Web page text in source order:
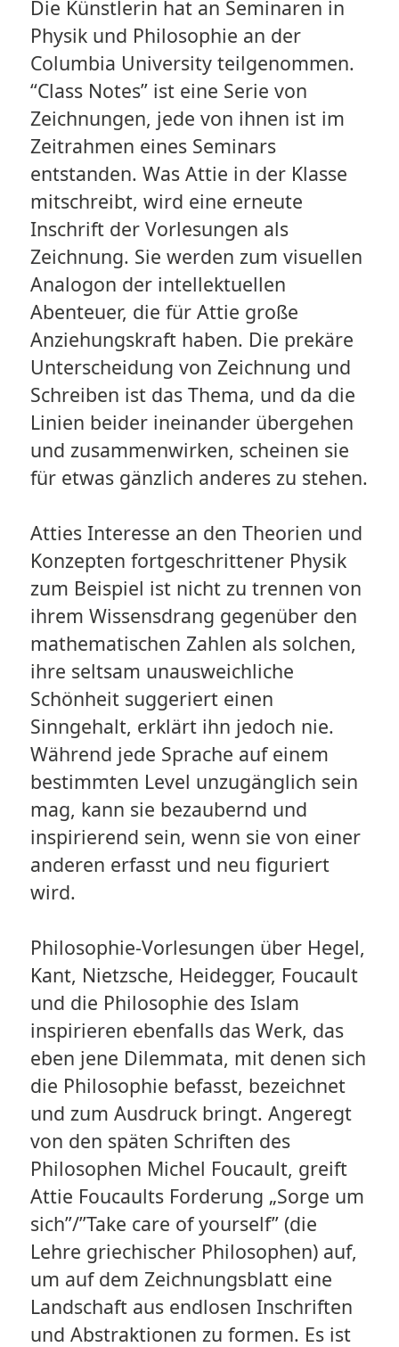
Die Künstlerin hat an Seminaren in
Physik und Philosophie an der
Columbia University teilgenommen.
“Class Notes” ist eine Serie von
Zeichnungen, jede von ihnen ist im
Zeitrahmen eines Seminars
entstanden. Was Attie in der Klasse
mitschreibt, wird eine erneute
Inschrift der Vorlesungen als
Zeichnung. Sie werden zum visuellen
Analogon der intellektuellen
Abenteuer, die für Attie große
Anziehungskraft haben. Die prekäre
Unterscheidung von Zeichnung und
Schreiben ist das Thema, und da die
Linien beider ineinander übergehen
und zusammenwirken, scheinen sie
für etwas gänzlich anderes zu stehen.
Atties Interesse an den Theorien und
Konzepten fortgeschrittener Physik
zum Beispiel ist nicht zu trennen von
ihrem Wissensdrang gegenüber den
mathematischen Zahlen als solchen,
ihre seltsam unausweichliche
Schönheit suggeriert einen
Sinngehalt, erklärt ihn jedoch nie.
Während jede Sprache auf einem
bestimmten Level unzugänglich sein
mag, kann sie bezaubernd und
inspirierend sein, wenn sie von einer
anderen erfasst und neu figuriert
wird.
Philosophie-Vorlesungen über Hegel,
Kant, Nietzsche, Heidegger, Foucault
und die Philosophie des Islam
inspirieren ebenfalls das Werk, das
eben jene Dilemmata, mit denen sich
die Philosophie befasst, bezeichnet
und zum Ausdruck bringt. Angeregt
von den späten Schriften des
Philosophen Michel Foucault, greift
Attie Foucaults Forderung „Sorge um
sich”/”Take care of yourself” (die
Lehre griechischer Philosophen) auf,
um auf dem Zeichnungsblatt eine
Landschaft aus endlosen Inschriften
und Abstraktionen zu formen. Es ist